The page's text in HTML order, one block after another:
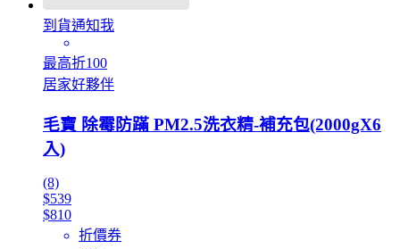
到貨通知我
最高折100
居家好夥伴
毛寶 除霉防蹣 PM2.5洗衣精-補充包(2000gX6
入)
(8)
$539
$810
折價券